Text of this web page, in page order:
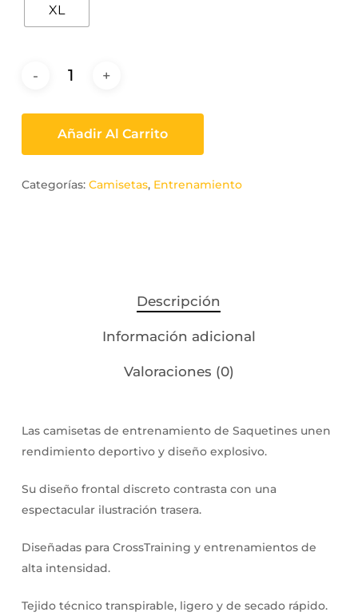
XL
Añadir Al Carrito
Categorías: Camisetas, Entrenamiento
Descripción
Información adicional
Valoraciones (0)
Las camisetas de entrenamiento de Saquetines unen
rendimiento deportivo y diseño explosivo.
Su diseño frontal discreto contrasta con una
espectacular ilustración trasera.
Diseñadas para CrossTraining y entrenamientos de
alta intensidad.
Tejido técnico transpirable, ligero y de secado rápido.